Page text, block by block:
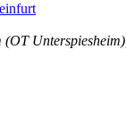
(OT Unterspiesheim)